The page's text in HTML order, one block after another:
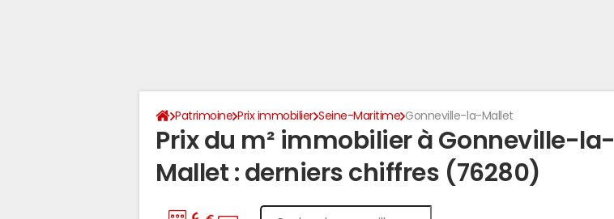
Patrimoine Prix immobilier Seine-Maritime Gonneville-la-Mallet
Prix du m² immobilier à Gonneville-la-
Mallet : derniers chiffres (76280)